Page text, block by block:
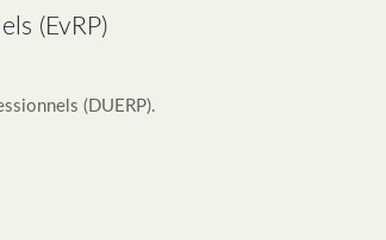
(EvRP)
(DUERP).